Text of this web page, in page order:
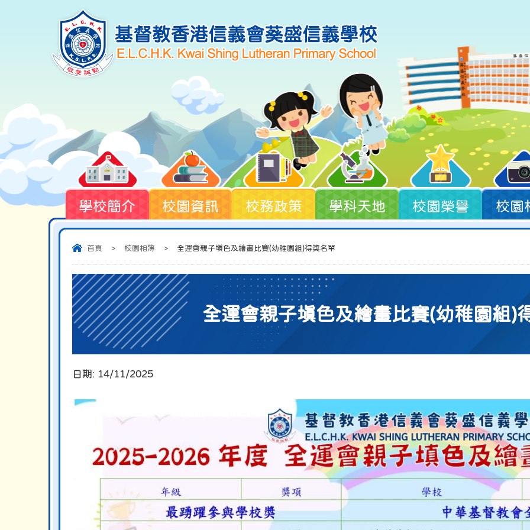
學校簡介 校園資訊 校務政策 學科天地 校園榮譽 校園
首頁 > 校園相簿 > 全運會親子填色及繪畫比賽(幼稚園組)得獎名單
全運會親子填色及繪畫比賽(幼稚園組)
日期: 14/11/2025